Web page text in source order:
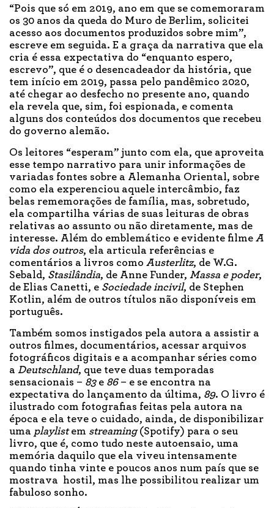
“Pois que só em 2019, ano em que se comemoraram
os 30 anos da queda do Muro de Berlim, solicitei
acesso aos documentos produzidos sobre mim”,
escreve em seguida. E a graça da narrativa que ela
cria é essa expectativa do “enquanto espero,
escrevo”, que é o desencadeador da história, que
tem início em 2019, passa pelo pandêmico 2020,
até chegar ao desfecho no presente ano, quando
ela revela que, sim, foi espionada, e comenta
alguns dos conteúdos dos documentos que recebeu
do governo alemão.
Os leitores “esperam” junto com ela, que aproveita
esse tempo narrativo para unir informações de
variadas fontes sobre a Alemanha Oriental, sobre
como ela experenciou aquele intercâmbio, faz
belas rememorações de família, mas, sobretudo,
ela compartilha várias de suas leituras de obras
relativas ao assunto ou não diretamente, mas de
interesse. Além do emblemático e evidente filme A
vida dos outros, ela articula referências e
comentários a livros como Austerlitz, de W.G.
Sebald, Stasilândia, de Anne Funder, Massa e poder,
de Elias Canetti, e Sociedade incivil, de Stephen
Kotlin, além de outros títulos não disponíveis em
português.
Também somos instigados pela autora a assistir a
outros filmes, documentários, acessar arquivos
fotográficos digitais e a acompanhar séries como
a Deutschland, que teve duas temporadas
sensacionais – 83e 86– e se encontra na
expectativa do lançamento da última, 89. O livro é
ilustrado com fotografias feitas pela autora na
época e ela teve o cuidado, ainda, de disponibilizar
uma playlistem streaming(Spotify) para o seu
livro, que é, como tudo neste autoensaio, uma
memória daquilo que ela viveu intensamente
quando tinha vinte e poucos anos num país que se
mostrava hostil, mas lhe possibilitou realizar um
fabuloso sonho.